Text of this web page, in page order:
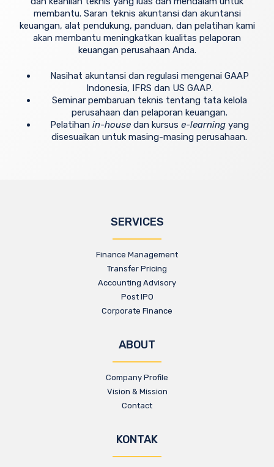
membantu. Saran teknis akuntansi dan akuntansi
keuangan, alat pendukung, panduan, dan pelatihan kami
akan membantu meningkatkan kualitas pelaporan
keuangan perusahaan Anda.
Nasihat akuntansi dan regulasi mengenai GAAP
Indonesia, IFRS dan US GAAP.
Seminar pembaruan teknis tentang tata kelola
perusahaan dan pelaporan keuangan.
Pelatihan in-housedan kursus e-learningyang
disesuaikan untuk masing-masing perusahaan.
SERVICES
Finance Management
Transfer Pricing
Accounting Advisory
Post IPO
Corporate Finance
ABOUT
Company Profile
Vision & Mission
Contact
KONTAK